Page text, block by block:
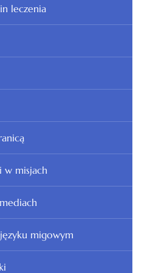
leczenia
w misjach
migowym